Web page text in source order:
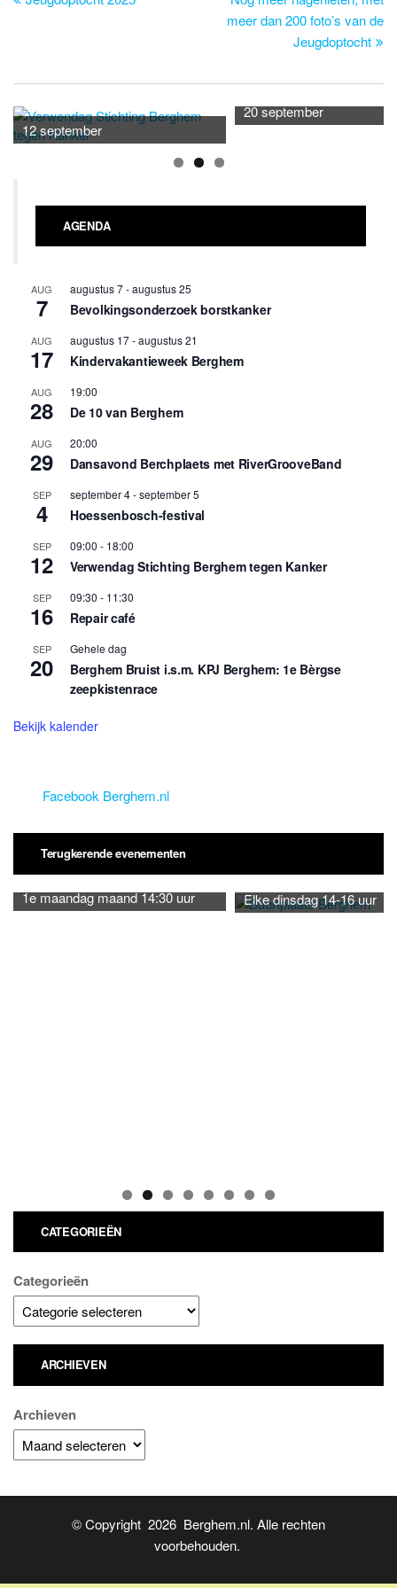
navigatie
meer dan 200 foto’s van de
Jeugdoptocht
12 september
20 september
AGENDA
AUG
7
augustus 7-augustus 25
Bevolkingsonderzoek borstkanker
AUG
17
augustus 17-augustus 21
Kindervakantieweek Berghem
AUG
28
19:00
De 10 van Berghem
AUG
29
20:00
Dansavond Berchplaets met RiverGrooveBand
SEP
4
september 4-september 5
Hoessenbosch-festival
SEP
12
09:00 - 18:00
Verwendag Stichting Berghem tegen Kanker
SEP
16
09:30 - 11:30
Repair café
SEP
20
Gehele dag
Berghem Bruist i.s.m. KPJ Berghem: 1e Bèrgse
zeepkistenrace
Bekijk kalender
Facebook Berghem.nl
Terugkerende evenementen
1e maandag maand 14:30 uur Elke dinsdag 14-16 uur
CATEGORIEËN
Categorieën
ARCHIEVEN
Archieven
© Copyright 2026 Berghem.nl. Alle rechten
voorbehouden.